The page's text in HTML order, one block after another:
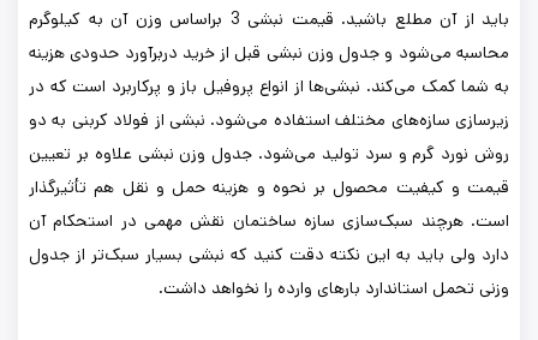
باید از آن مطلع باشید. قیمت نبشی 3 براساس وزن آن به کیلوگرم
محاسبه می‌شود و جدول وزن نبشی قبل از خرید دربرآورد حدودی هزینه
به شما کمک می‌کند. نبشی‌ها از انواع پروفیل باز و پرکاربرد است که در
زیرسازی سازه‌های مختلف استفاده می‌شود. نبشی از فولاد کربنی به دو
روش نورد گرم و سرد تولید می‌شود. جدول وزن نبشی علاوه بر تعیین
قیمت و کیفیت محصول بر نحوه و هزینه حمل و نقل هم تأثیرگذار
است. هرچند سبک‌سازی سازه ساختمان نقش مهمی در استحکام آن
دارد ولی باید به این نکته دقت کنید که نبشی بسیار سبک‌تر از جدول
وزنی تحمل استاندارد بارهای وارده را نخواهد داشت.